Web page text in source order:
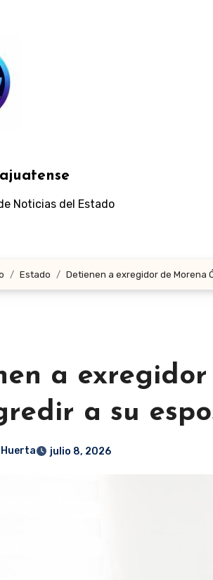
Noticias del Estado
Estado Detienen a exregidor de Morena
a
a su
Huerta julio 8, 2026